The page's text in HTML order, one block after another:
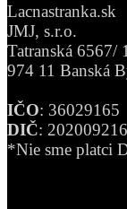
Lacnastranka.sk
JMJ, s.r.o.
Tatranská 6567/
974 11 Banská
IČO: 36029165
DIČ:
*Nie sme platci